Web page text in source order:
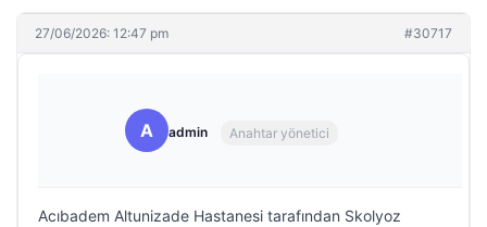
27/06/2026: 12:47 pm #30717
A admin Anahtar yönetici
Acıbadem Altunizade Hastanesi tarafından Skolyoz